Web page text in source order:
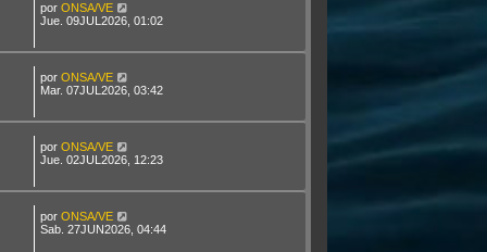
por ONSA/VE
Jue. 09JUL2026, 01:02
por ONSA/VE
Mar. 07JUL2026, 03:42
por ONSA/VE
Jue. 02JUL2026, 12:23
por ONSA/VE
Sab. 27JUN2026, 04:44